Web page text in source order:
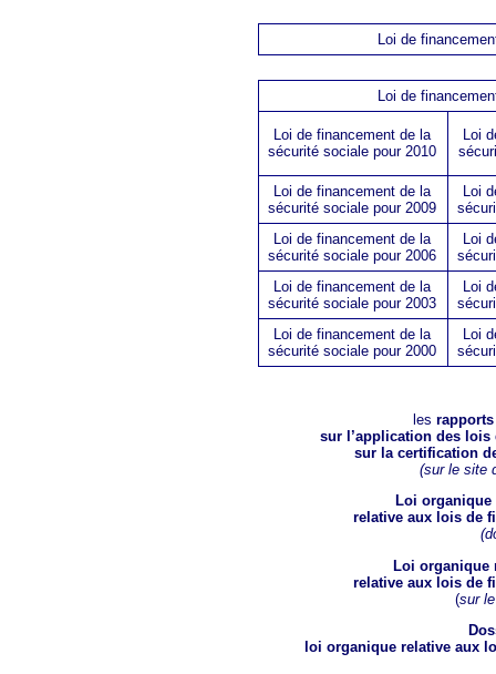
Loi de
Loi de
Loi de financement de la
sécurité sociale pour 2010
Loi
Loi de financement de la
sécurité sociale pour 2009
Loi
Loi de financement de la
sécurité sociale pour 2006
Loi
Loi de financement de la
sécurité sociale pour 2003
Loi
Loi de financement de la
sécurité sociale pour 2000
Loi
les
sur l’application des lois
sur la certification
(sur le site
Loi organique
relative aux lois de
Loi organique
relative aux lois de
(sur
loi organique relative aux